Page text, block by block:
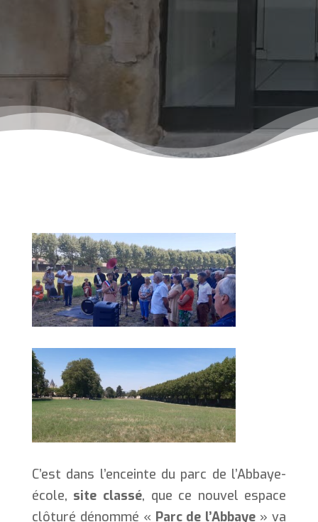
C’est dans l’enceinte du parc de l’Abbaye-
école, site classé, que ce nouvel espace
clôturé dénommé « Parc de l’Abbaye » va